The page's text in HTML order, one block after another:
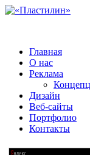
Главная
О нас
Реклама
Дизайн
Веб-сайты
Портфолио
Контакты